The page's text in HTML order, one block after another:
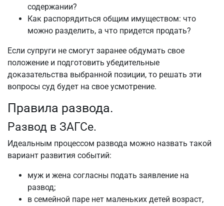
содержании?
Как распорядиться общим имуществом: что
можно разделить, а что придется продать?
Если супруги не смогут заранее обдумать свое
положение и подготовить убедительные
доказательства выбранной позиции, то решать эти
вопросы суд будет на свое усмотрение.
Правила развода.
Развод в ЗАГСе.
Идеальным процессом развода можно назвать такой
вариант развития событий:
муж и жена согласны подать заявление на
развод;
в семейной паре нет маленьких детей возраст,